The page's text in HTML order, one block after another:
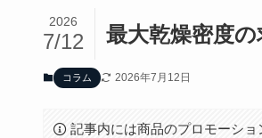
最大乾燥密度
2026
7/12
コラム 2026年7月12日
記事内には商品のプロモーショ